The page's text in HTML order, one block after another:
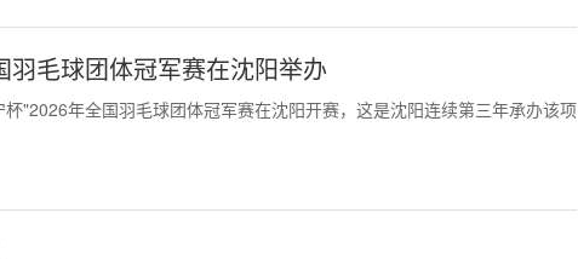
毛球团体冠军赛在沈阳举办
"2026年全国羽毛球团体冠军赛在沈阳开赛，这是沈阳连续第三年承办该项